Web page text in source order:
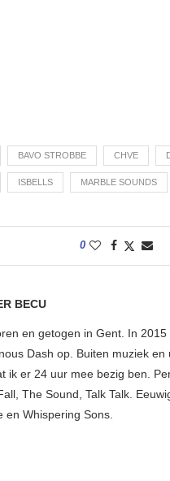
BAVO STROBBE CHVE
ISBELLS MARBLE SOUNDS
0
BECU
en getogen in Gent. In
Dash op. Buiten muziek
ik er 24 uur mee bezig ben.
The Sound, Talk Talk.
en Whispering Sons.